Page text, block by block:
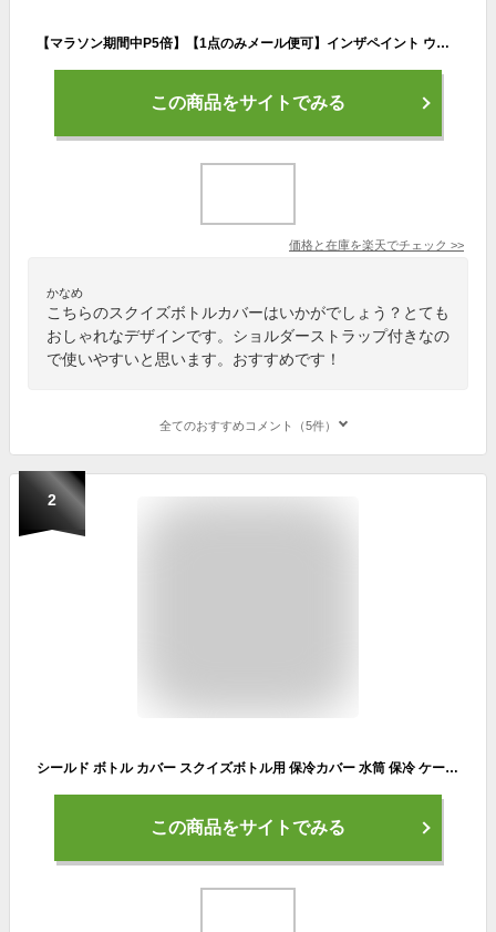
【マラソン期間中P5倍】【1点のみメール便可】インザペイント ウォーターボトルカバー ITP20486 スクイズボトルカバー 部活 ボトルケース ショルダーストラップ付き 保冷 軽量 ブラック 丈夫 WATER BOTTLE COVER
この商品をサイトでみる
価格と在庫を楽天でチェック >>
かなめ
こちらのスクイズボトルカバーはいかがでしょう？とても
おしゃれなデザインです。ショルダーストラップ付きなの
で使いやすいと思います。おすすめです！
全てのおすすめコメント（5件）
2
シールド ボトル カバー スクイズボトル用 保冷カバー 水筒 保冷 ケース ボトルカバー 直飲み ダイレクト 軽い 軽量 こども 男の子 女の子 おしゃれ おすすめ スポーツ 子供 保冷ボトル 水筒カバー 部活 肉体労働 サッカー バスケ バレーボール [21201]
この商品をサイトでみる